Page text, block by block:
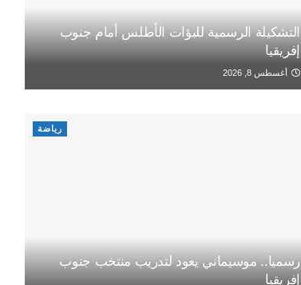
التشكيلة الرسمية للبؤات الأطلس أمام جنوب
إفريقيا
أغسطس 8, 2026
رياضة
رسميا.. موسيماني يعود لتدريب منتخب جنوب
إفريقيا